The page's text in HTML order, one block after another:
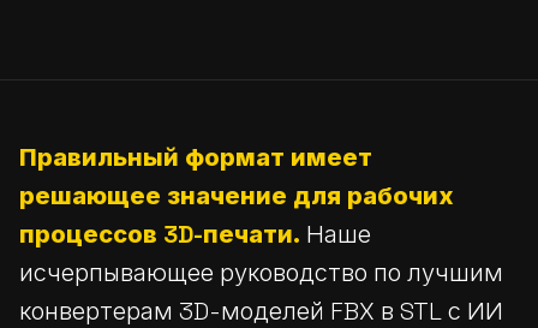
Правильный формат имеет
решающее значение для рабочих
процессов 3D-печати. Наше
исчерпывающее руководство по лучшим
конвертерам 3D-моделей FBX в STL с ИИ